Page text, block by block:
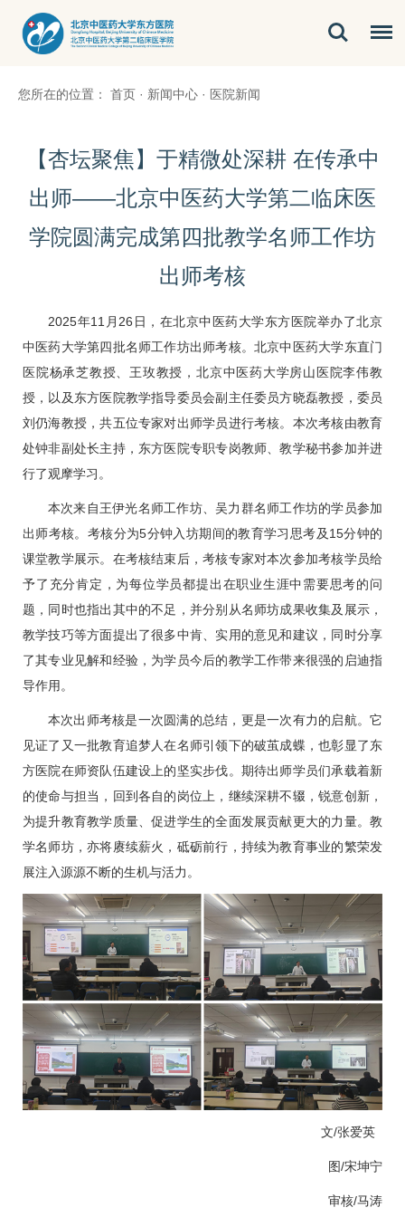
您所在的位置： 首页 · 新闻中心 · 医院新闻
【杏坛聚焦】于精微处深耕 在传承中
出师——北京中医药大学第二临床医
学院圆满完成第四批教学名师工作坊
出师考核
2025年11月26日，在北京中医药大学东方医院举办了北京
中医药大学第四批名师工作坊出师考核。北京中医药大学东直门
医院杨承芝教授、王玫教授，北京中医药大学房山医院李伟教
授，以及东方医院教学指导委员会副主任委员方晓磊教授，委员
刘仍海教授，共五位专家对出师学员进行考核。本次考核由教育
处钟非副处长主持，东方医院专职专岗教师、教学秘书参加并进
行了观摩学习。
本次来自王伊光名师工作坊、吴力群名师工作坊的学员参加
出师考核。考核分为5分钟入坊期间的教育学习思考及15分钟的
课堂教学展示。在考核结束后，考核专家对本次参加考核学员给
予了充分肯定，为每位学员都提出在职业生涯中需要思考的问
题，同时也指出其中的不足，并分别从名师坊成果收集及展示，
教学技巧等方面提出了很多中肯、实用的意见和建议，同时分享
了其专业见解和经验，为学员今后的教学工作带来很强的启迪指
导作用。
本次出师考核是一次圆满的总结，更是一次有力的启航。它
见证了又一批教育追梦人在名师引领下的破茧成蝶，也彰显了东
方医院在师资队伍建设上的坚实步伐。期待出师学员们承载着新
的使命与担当，回到各自的岗位上，继续深耕不辍，锐意创新，
为提升教育教学质量、促进学生的全面发展贡献更大的力量。教
学名师坊，亦将赓续薪火，砥砺前行，持续为教育事业的繁荣发
展注入源源不断的生机与活力。
文/张爱英
图/宋坤宁
审核/马涛